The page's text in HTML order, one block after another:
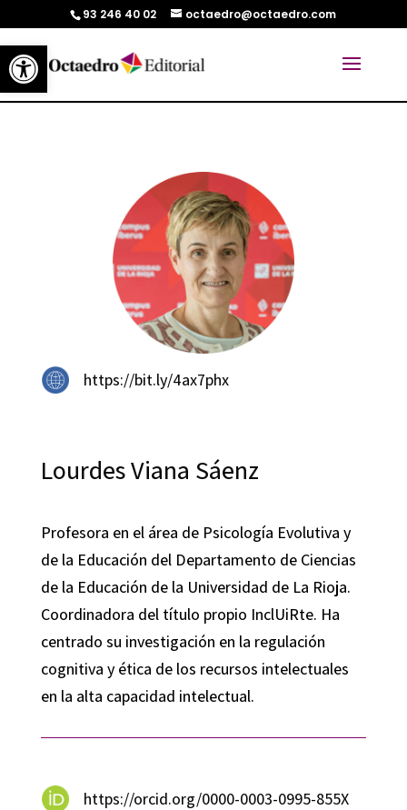
Abrir barra de herramientas
93 246 40 02 octaedro@octaedro.com
https://bit.ly/4ax7phx
Lourdes Viana Sáenz
Profesora en el área de Psicología Evolutiva y
de la Educación del Departamento de Ciencias
de la Educación de la Universidad de La Rioja.
Coordinadora del título propio InclUiRte. Ha
centrado su investigación en la regulación
cognitiva y ética de los recursos intelectuales
en la alta capacidad intelectual.
https://orcid.org/0000-0003-0995-855X